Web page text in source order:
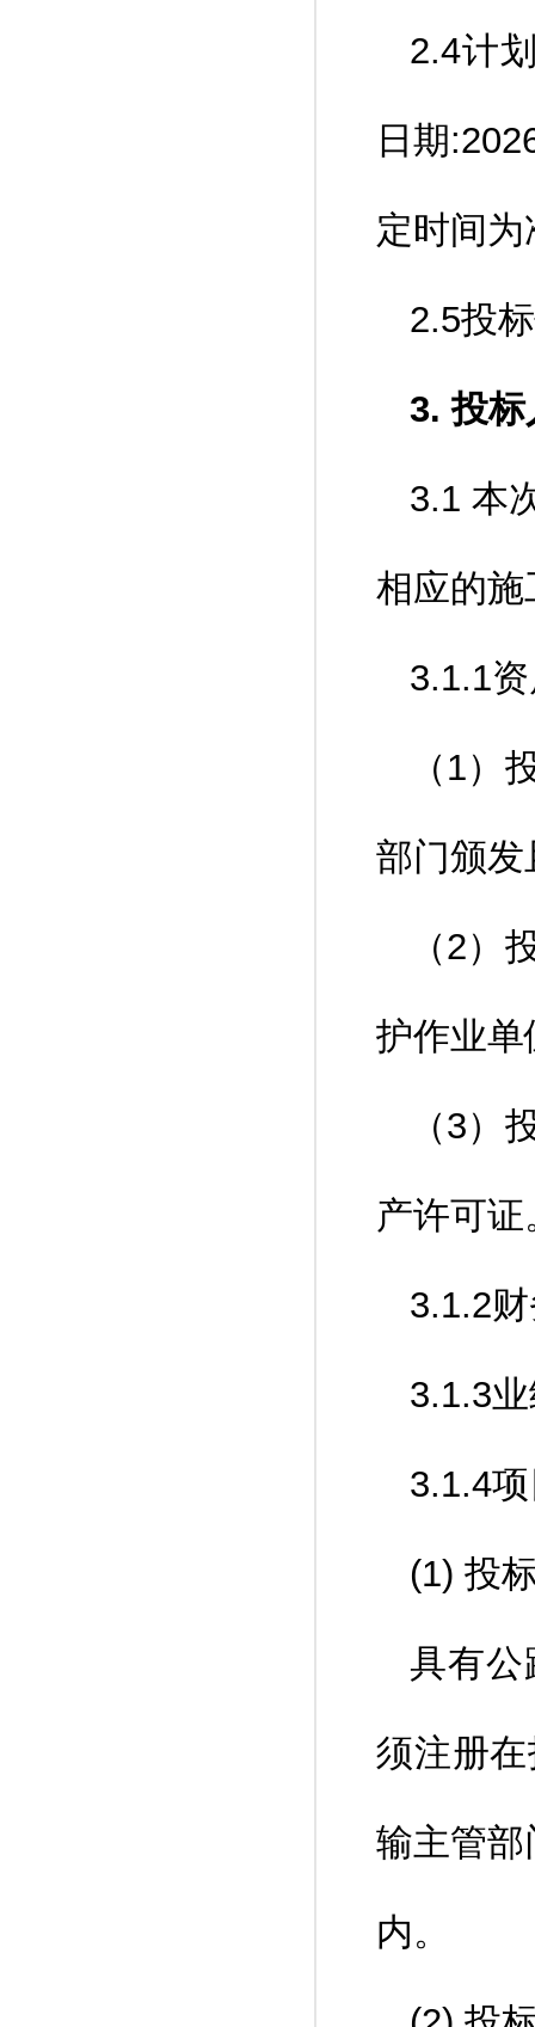
2.4计
日期
定时间为
2.5投
3. 投
3.1 本
相应的
3.1.1
（1）
部门颁
（2）
护作业
（3）
产许可证
3.1.2
3.1.3
3.1.4
(1) 投
具有
须注册
输主管部
内。